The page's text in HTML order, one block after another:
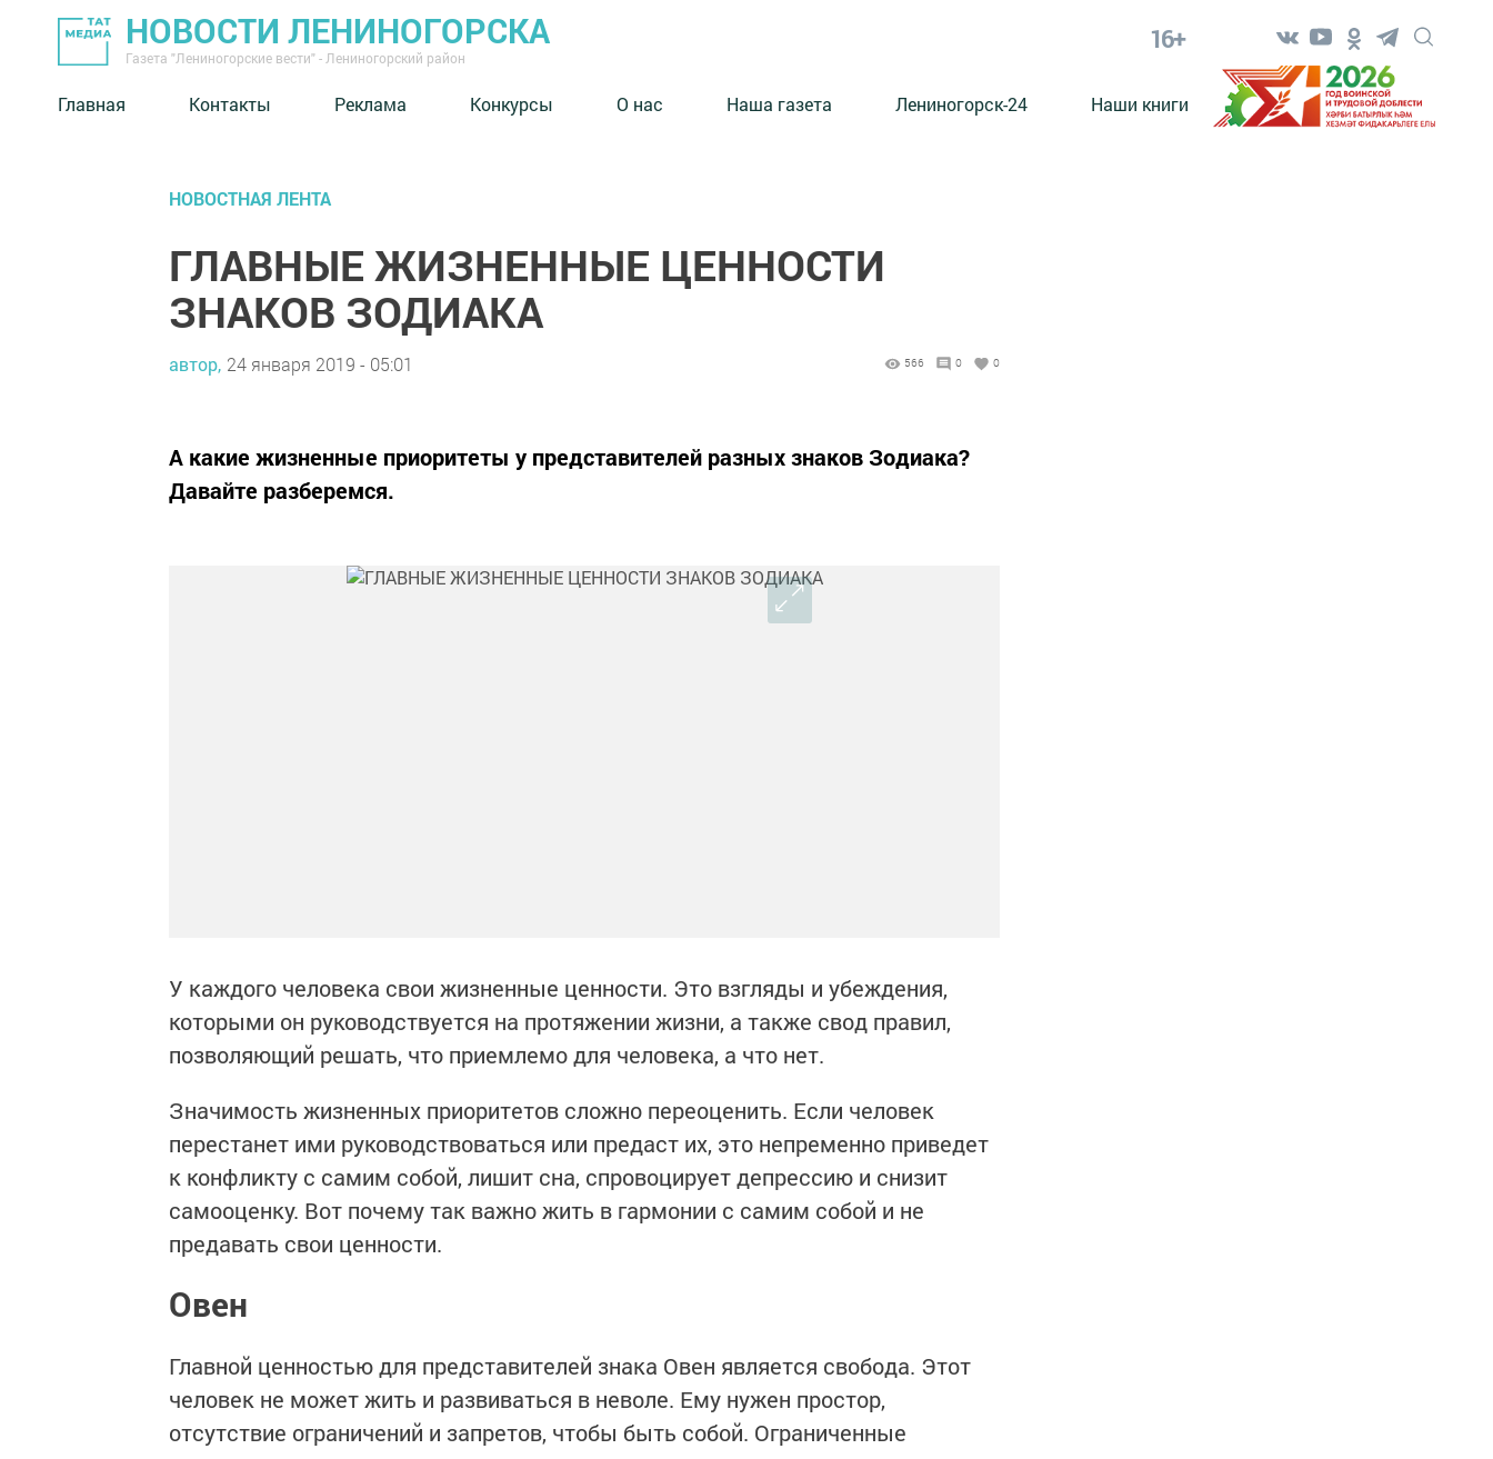
НОВОСТИ ЛЕНИНОГОРСКА
Газета "Лениногорские вести" - Лениногорский район
16+
Главная Контакты Реклама Конкурсы О нас Наша газета Лениногорск-24 Наши книги
НОВОСТНАЯ ЛЕНТА
ГЛАВНЫЕ ЖИЗНЕННЫЕ ЦЕННОСТИ
ЗНАКОВ ЗОДИАКА
автор, 24 января 2019 - 05:01 566 0 0
А какие жизненные приоритеты у представителей разных знаков Зодиака?
Давайте разберемся.
У каждого человека свои жизненные ценности. Это взгляды и убеждения,
которыми он руководствуется на протяжении жизни, а также свод правил,
позволяющий решать, что приемлемо для человека, а что нет.
Значимость жизненных приоритетов сложно переоценить. Если человек
перестанет ими руководствоваться или предаст их, это непременно приведет
к конфликту с самим собой, лишит сна, спровоцирует депрессию и снизит
самооценку. Вот почему так важно жить в гармонии с самим собой и не
предавать свои ценности.
Овен
Главной ценностью для представителей знака Овен является свобода. Этот
человек не может жить и развиваться в неволе. Ему нужен простор,
отсутствие ограничений и запретов, чтобы быть собой. Ограниченные